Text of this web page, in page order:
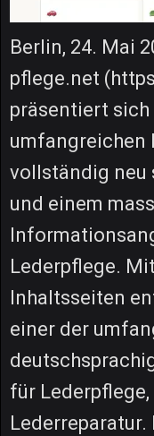
Berlin, 24. Mai
pflege.net
präsentiert sich
umfangreichen
vollständig neu
und einem
Lederpflege.
Inhaltsseiten
einer der
für